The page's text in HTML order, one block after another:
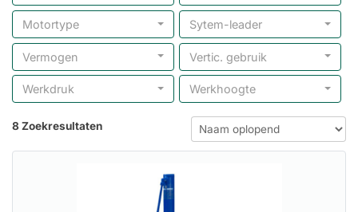
Motortype Sytem-leader
Vermogen Vertic. gebruik
Werkdruk Werkhoogte
8 Zoekresultaten